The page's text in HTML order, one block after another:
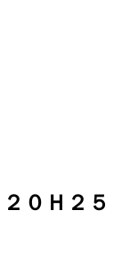
０Ｈ２５